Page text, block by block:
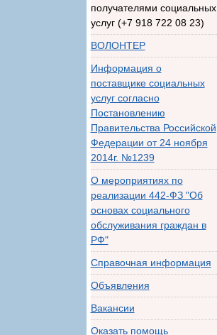
получателями социальных
услуг (+7 918 722 08 23)
ВОЛОНТЕР
Информация о
поставщике социальных
услуг согласно
Постановлению
Правительства Российской
Федерации от 24 ноября
2014г. №1239
О мероприятиях по
реализации 442-ФЗ "Об
основах социального
обслуживания граждан в
РФ"
Справочная информация
Объявления
Вакансии
Оказать помощь